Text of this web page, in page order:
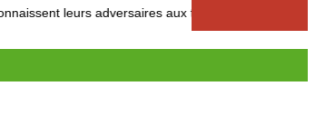
adversaires aux tours préliminaires